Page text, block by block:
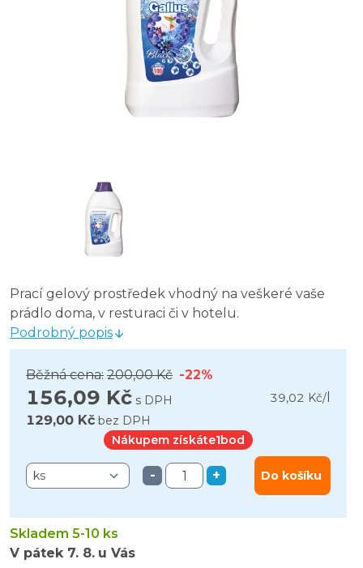
Prací gelový prostředek vhodný na veškeré vaše
prádlo doma, v resturaci či v hotelu.
Podrobný popis
Běžná cena: 200,00 Kč -22%
156,09 Kč s DPH 39,02 Kč/
129,00 Kč bez DPH
Nákupem získáte1bod
- + Do košíku
Skladem 5-10 ks
V pátek 7. 8. u Vás